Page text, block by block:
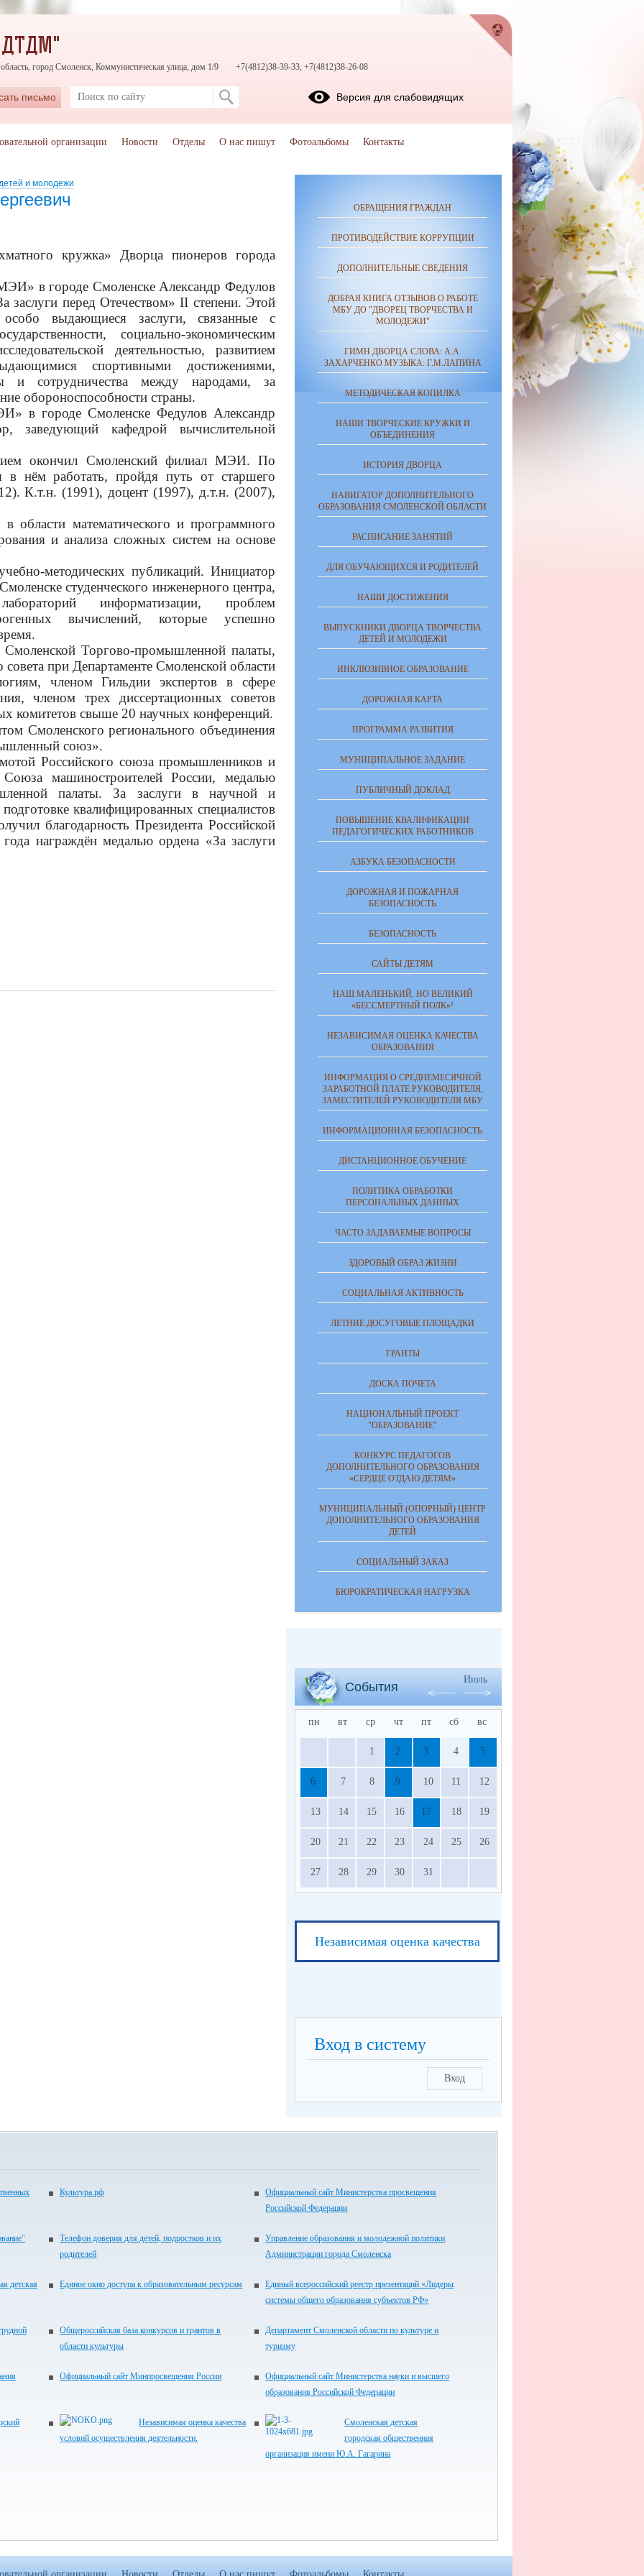
и молодежи
кружка» Дворца пионеров города
в городе Смоленске Александр Федулов
заслуги перед Отечеством» II степени. Этой
выдающиеся заслуги, связанные с
социально-экономическим
деятельностью, развитием
спортивными достижениями,
и сотрудничества между народами, за
обороноспособности страны.
в городе Смоленске Федулов Александр
заведующий кафедрой вычислительной
окончил Смоленский филиал МЭИ. По
в нём работать, пройдя путь от старшего
К.т.н. (1991), доцент (1997), д.т.н. (2007),
математического и программного
и анализа сложных систем на основе
методических публикаций. Инициатор
студенческого инженерного центра,
лабораторий информатизации, проблем
вычислений, которые успешно
Торгово-промышленной палаты,
при Департаменте Смоленской области
членом Гильдии экспертов в сфере
членом трех диссертационных советов
комитетов свыше 20 научных конференций.
Смоленского регионального объединения
союз».
Российского союза промышленников и
машиностроителей России, медалью
палаты. За заслуги в научной и
подготовке квалифицированных специалистов
благодарность Президента Российской
награждён медалью ордена «За заслуги
ОБРАЩЕНИЯ ГРАЖДАН
ПРОТИВОДЕЙСТВИЕ КОРРУПЦИИ
ДОПОЛНИТЕЛЬНЫЕ СВЕДЕНИЯ
ДОБРАЯ КНИГА ОТЗЫВОВ О РАБОТЕ
МБУ ДО "ДВОРЕЦ ТВОРЧЕСТВА И
МОЛОДЕЖИ"
ГИМН ДВОРЦА СЛОВА: А.А.
ЗАХАРЧЕНКО МУЗЫКА: Г.М.ЛАПИНА
МЕТОДИЧЕСКАЯ КОПИЛКА
НАШИ ТВОРЧЕСКИЕ КРУЖКИ И
ОБЪЕДИНЕНИЯ
ИСТОРИЯ ДВОРЦА
НАВИГАТОР ДОПОЛНИТЕЛЬНОГО
ОБРАЗОВАНИЯ СМОЛЕНСКОЙ ОБЛАСТИ
РАСПИСАНИЕ ЗАНЯТИЙ
ДЛЯ ОБУЧАЮЩИХСЯ И РОДИТЕЛЕЙ
НАШИ ДОСТИЖЕНИЯ
ВЫПУСКНИКИ ДВОРЦА ТВОРЧЕСТВА
ДЕТЕЙ И МОЛОДЕЖИ
ИНКЛЮЗИВНОЕ ОБРАЗОВАНИЕ
ДОРОЖНАЯ КАРТА
ПРОГРАММА РАЗВИТИЯ
МУНИЦИПАЛЬНОЕ ЗАДАНИЕ
ПУБЛИЧНЫЙ ДОКЛАД
ПОВЫШЕНИЕ КВАЛИФИКАЦИИ
ПЕДАГОГИЧЕСКИХ РАБОТНИКОВ
АЗБУКА БЕЗОПАСНОСТИ
ДОРОЖНАЯ И ПОЖАРНАЯ
БЕЗОПАСНОСТЬ
БЕЗОПАСНОСТЬ
САЙТЫ ДЕТЯМ
НАШ МАЛЕНЬКИЙ, НО ВЕЛИКИЙ
«БЕССМЕРТНЫЙ ПОЛК»!
НЕЗАВИСИМАЯ ОЦЕНКА КАЧЕСТВА
ОБРАЗОВАНИЯ
ИНФОРМАЦИЯ О СРЕДНЕМЕСЯЧНОЙ
ЗАРАБОТНОЙ ПЛАТЕ РУКОВОДИТЕЛЯ,
ЗАМЕСТИТЕЛЕЙ РУКОВОДИТЕЛЯ МБУ
ИНФОРМАЦИОННАЯ БЕЗОПАСНОСТЬ
ДИСТАНЦИОННОЕ ОБУЧЕНИЕ
ПОЛИТИКА ОБРАБОТКИ
ПЕРСОНАЛЬНЫХ ДАННЫХ
ЧАСТО ЗАДАВАЕМЫЕ ВОПРОСЫ
ЗДОРОВЫЙ ОБРАЗ ЖИЗНИ
СОЦИАЛЬНАЯ АКТИВНОСТЬ
ЛЕТНИЕ ДОСУГОВЫЕ ПЛОЩАДКИ
ГРАНТЫ
ДОСКА ПОЧЕТА
НАЦИОНАЛЬНЫЙ ПРОЕКТ
"ОБРАЗОВАНИЕ"
КОНКУРС ПЕДАГОГОВ
ДОПОЛНИТЕЛЬНОГО ОБРАЗОВАНИЯ
«СЕРДЦЕ ОТДАЮ ДЕТЯМ»
МУНИЦИПАЛЬНЫЙ (ОПОРНЫЙ) ЦЕНТР
ДОПОЛНИТЕЛЬНОГО ОБРАЗОВАНИЯ
ДЕТЕЙ
СОЦИАЛЬНЫЙ ЗАКАЗ
БЮРОКРАТИЧЕСКАЯ НАГРУЗКА
События
Июль
пн вт ср чт пт сб вс
1 2 3 4 5
6 7 8 9 10 11 12
13 14 15 16 17 18 19
20 21 22 23 24 25 26
27 28 29 30 31
Независимая оценка качества
Вход в систему
Вход
Культура.рф
Официальный сайт Министерства просвещения
Российской Федерации
Телефон доверия для детей, подростков и их
родителей
Управление образования и молодежной политики
Администрации города Смоленска
детская
Единое окно доступа к образовательным ресурсам
Единый всероссийский реестр презентаций «Лидеры
системы общего образования субъектов РФ»
Общероссийская база конкурсов и грантов в
области культуры
Департамент Смоленской области по культуре и
туризму
Официальный сайт Минпросвещения России
Официальный сайт Министерства науки и высшего
образования Российской Федерации
Независимая оценка качества
условий осуществления деятельности.
Смоленская детская
городская общественная
организация имени Ю.А. Гагарина
город Смоленск, Коммунистическая улица, дом 1/9 +7(4812)38-39-33, +7(4812)38-26-08
письмо Версия для слабовидящих
организации Новости Отделы О нас пишут Фотоальбомы Контакты